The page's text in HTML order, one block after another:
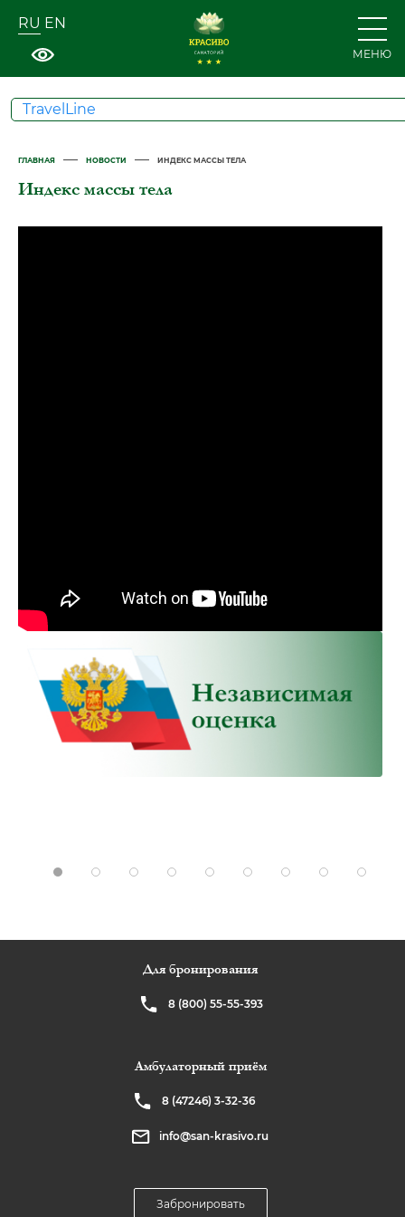
RU EN
МЕНЮ
TravelLine
ГЛАВНАЯ — НОВОСТИ — ИНДЕКС МАССЫ ТЕЛА
Индекс массы тела
Для бронирования
8 (800) 55-55-393
Амбулаторный приём
8 (47246) 3-32-36
info@san-krasivo.ru
Забронировать